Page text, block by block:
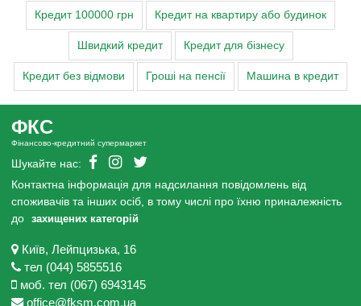
Кредит 100000 грн Кредит на квартиру або будинок
Швидкий кредит Кредит для бізнесу
Кредит без відмови Гроші на пенсії Машина в кредит
ФКС
Фінансово-кредитний супермаркет
Шукайте нас:
Контактна інформація для надсилання повідомлень від
споживачів та інших осіб, в тому числі про їхню приналежність
до
захищених категорій
Київ, Лейпцизька, 16
тел (044) 5855516
моб. тел (067) 6943145
office@fksm.com.ua